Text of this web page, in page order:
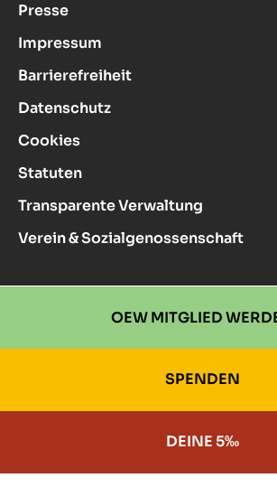
Presse
Impressum
Barrierefreiheit
Datenschutz
Cookies
Statuten
Transparente Verwaltung
Verein & Sozialgenossenschaft
OEW MITGLIED
SPENDEN
DEINE 5‰